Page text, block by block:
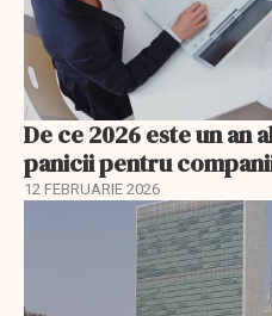
De ce 2026 este un an
panicii pentru
12 FEBRUARIE 2026